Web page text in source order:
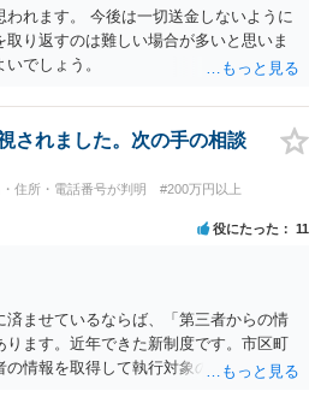
れます。 今後は一切送金しないように
り返すのは難しい場合が多いと思いま
でしょう。
されました。次の手の相談
住所・電話番号が判明
#200万円以上
役にたった 11
済ませているならば、「第三者からの情
ます。近年できた新制度です。市区町
情報を取得して執行対象の財産を探す